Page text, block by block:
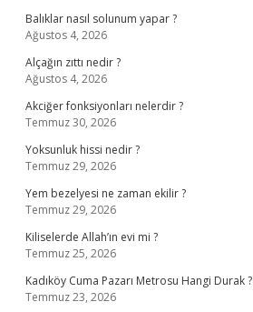
Balıklar nasıl solunum yapar ?
Ağustos 4, 2026
Alçağın zıttı nedir ?
Ağustos 4, 2026
Akciğer fonksiyonları nelerdir ?
Temmuz 30, 2026
Yoksunluk hissi nedir ?
Temmuz 29, 2026
Yem bezelyesi ne zaman ekilir ?
Temmuz 29, 2026
Kiliselerde Allah’ın evi mi ?
Temmuz 25, 2026
Kadıköy Cuma Pazarı Metrosu Hangi Durak ?
Temmuz 23, 2026